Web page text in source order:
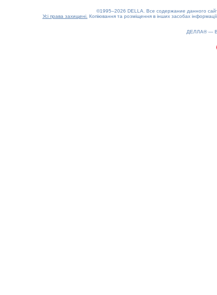
©1995–2026 DELLA. Все содержание данного
Усі права захищені. Копіювання та розміщення в інших засобах
ДЕЛЛА® —